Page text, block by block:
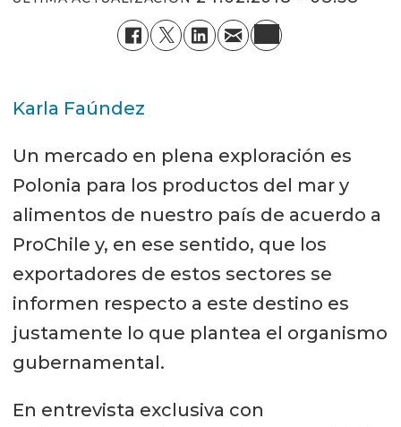
Karla Faúndez
Un mercado en plena exploración es
Polonia para los productos del mar y
alimentos de nuestro país de acuerdo a
ProChile y, en ese sentido, que los
exportadores de estos sectores se
informen respecto a este destino es
justamente lo que plantea el organismo
gubernamental.
En entrevista exclusiva con